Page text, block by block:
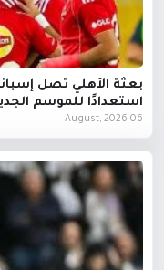
بعثة الأهلي تصل
استعدادًا للموسم
06 August, 2026